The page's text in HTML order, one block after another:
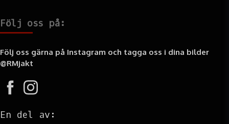
Följ oss på:
Följ oss gärna på Instagram och tagga oss i dina bilder
@RMjakt
En del av: